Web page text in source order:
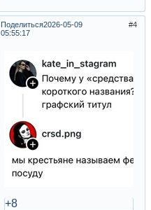
Поделиться 4
2026-05-09
05:55:17
+8